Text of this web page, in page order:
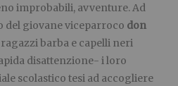
improbabili, avventure. Ad
del giovane viceparroco don
barba e capelli neri
disattenzione- i loro
scolastico tesi ad accogliere